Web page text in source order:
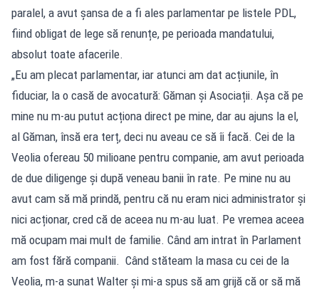
paralel, a avut șansa de a fi ales parlamentar pe listele PDL,
fiind obligat de lege să renunțe, pe perioada mandatului,
absolut toate afacerile.
„Eu am plecat parlamentar, iar atunci am dat acțiunile, în
fiduciar, la o casă de avocatură: Găman și Asociații. Așa că pe
mine nu m-au putut acționa direct pe mine, dar au ajuns la el,
al Găman, însă era terț, deci nu aveau ce să îi facă. Cei de la
Veolia ofereau 50 milioane pentru companie, am avut perioada
de due diligenge și după veneau banii în rate. Pe mine nu au
avut cam să mă prindă, pentru că nu eram nici administrator și
nici acționar, cred că de aceea nu m-au luat. Pe vremea aceea
mă ocupam mai mult de familie. Când am intrat în Parlament
am fost fără companii. Când stăteam la masa cu cei de la
Veolia, m-a sunat Walter și mi-a spus să am grijă că or să mă